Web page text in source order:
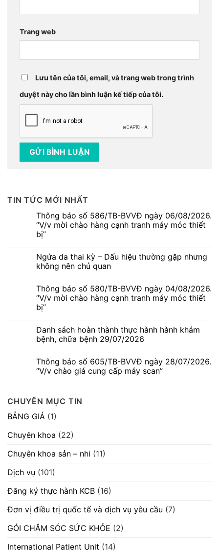
Trang web
Lưu tên của tôi, email, và trang web trong trình
duyệt này cho lần bình luận kế tiếp của tôi.
TIN TỨC MỚI NHẤT
Thông báo số 586/TB-BVVĐ ngày 06/08/2026.
“V/v mời chào hàng cạnh tranh máy móc thiết
bị”
bình
luận
ở
số
586/TB-
BVVĐ
ngày
mời
chào
hàng
máy
móc
thiết
Ngứa da thai kỳ – Dấu hiệu thường gặp nhưng
không nên chủ quan
bình
luận
Ngứa
kỳ
–
Dấu
gặp
nhưng
không
Thông báo số 580/TB-BVVĐ ngày 04/08/2026.
“V/v mời chào hàng cạnh tranh máy móc thiết
bị”
bình
luận
ở
số
580/TB-
BVVĐ
mời
chào
hàng
cạnh
máy
móc
bị”
Danh sách hoàn thành thực hành hành khám
bệnh, chữa bệnh 29/07/2026
bình
luận
thành
thực
hành
hành
bệnh,
chữa
29/07/2026
Thông báo số 605/TB-BVVĐ ngày 28/07/2026.
“V/v chào giá cung cấp máy scan”
luận
ở
Thông
báo
605/TB-
BVVĐ
28/07/2026.
“V/v
giá
cung
máy
scan”
CHUYÊN MỤC TIN
BẢNG GIÁ (1)
Chuyên khoa (22)
Chuyên khoa sản – nhi (11)
Dịch vụ (101)
Đăng ký thực hành KCB (16)
Đơn vị điều trị quốc tế và dịch vụ yêu cầu (7)
GÓI CHĂM SÓC SỨC KHỎE (2)
International Patient Unit (14)